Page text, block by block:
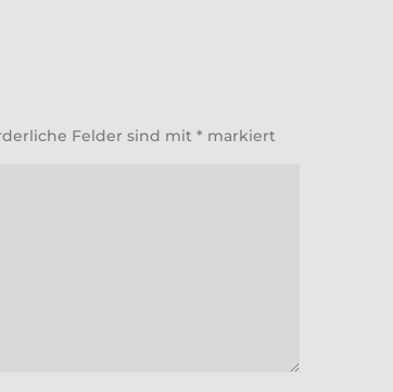
Felder sind mit* markiert